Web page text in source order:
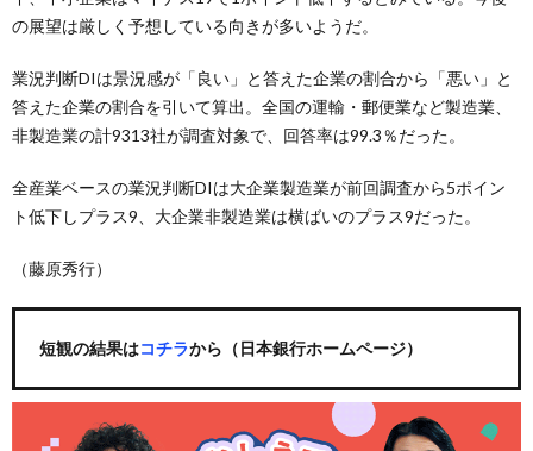
の展望は厳しく予想している向きが多いようだ。
業況判断DIは景況感が「良い」と答えた企業の割合から「悪い」と
答えた企業の割合を引いて算出。全国の運輸・郵便業など製造業、
非製造業の計9313社が調査対象で、回答率は99.3％だった。
全産業ベースの業況判断DIは大企業製造業が前回調査から5ポイン
ト低下しプラス9、大企業非製造業は横ばいのプラス9だった。
（藤原秀行）
短観の結果はコチラから（日本銀行ホームページ）